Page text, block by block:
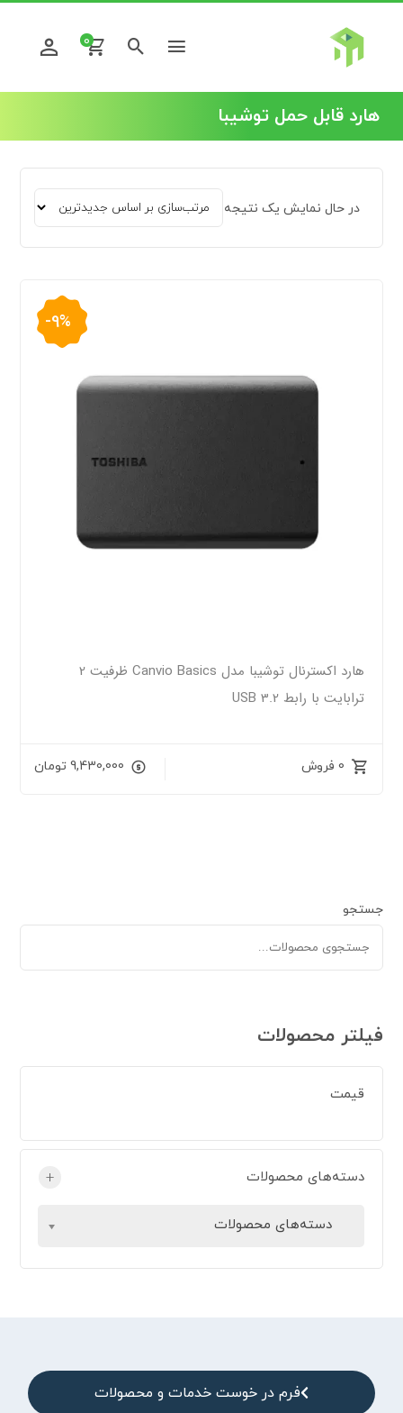
0
هارد قابل حمل توشیبا
در حال نمایش یک نتیجه
-9%
هارد اکسترنال توشیبا مدل Canvio Basics ظرفیت 2
ترابایت با رابط USB 3.2
0 فروش 9,430,000 تومان
جستجو
فیلتر محصولات
قیمت
دسته‌های محصولات +
دسته‌های محصولات
فرم در خوست خدمات و محصولات